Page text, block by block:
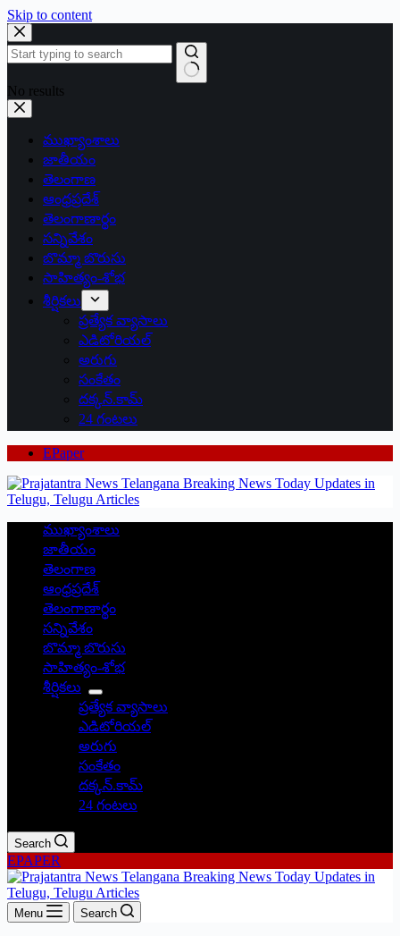
Skip to content
No results
ముఖ్యాంశాలు
జాతీయం
తెలంగాణ
ఆంధ్రప్రదేశ్
తెలంగాణార్థం
సన్నివేశం
బొమ్మా బొరుసు
సాహిత్యం-శోభ
శీర్షికలు
ప్రత్యేక వ్యాసాలు
ఎడిటోరియల్
అరుగు
సంకేతం
దక్కన్.కామ్
24 గంటలు
EPaper
ముఖ్యాంశాలు
జాతీయం
తెలంగాణ
ఆంధ్రప్రదేశ్
తెలంగాణార్థం
సన్నివేశం
బొమ్మా బొరుసు
సాహిత్యం-శోభ
శీర్షికలు
ప్రత్యేక వ్యాసాలు
ఎడిటోరియల్
అరుగు
సంకేతం
దక్కన్.కామ్
24 గంటలు
Search
EPAPER
Menu Search